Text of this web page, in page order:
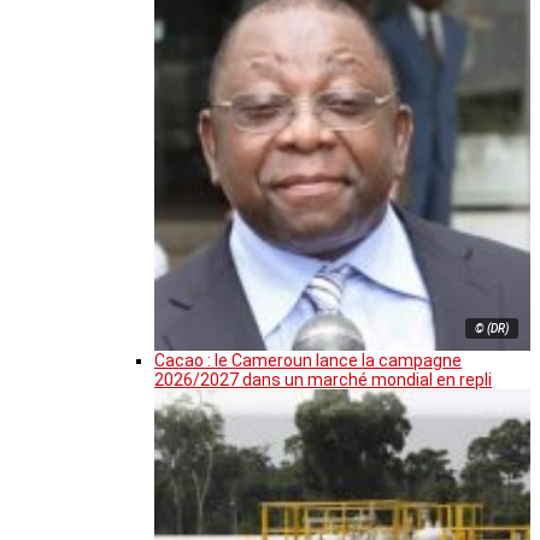
© (DR)
Cacao : le Cameroun lance la campagne
2026/2027 dans un marché mondial en repli